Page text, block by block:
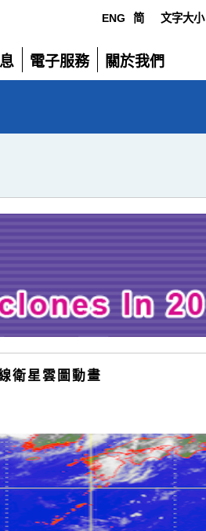
ENG 简 文字大小
電子服務
展
關於我們
展
衛星雲圖動畫